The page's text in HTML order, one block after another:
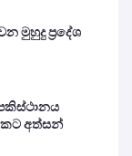
මුහුදු ප්‍රදේශ
අත්සන්